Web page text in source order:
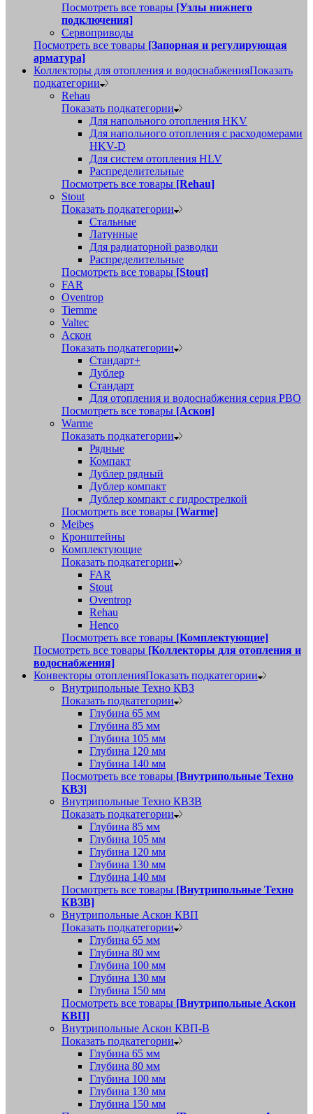
Посмотреть все товары [Узлы нижнего
подключения]
Сервоприводы
Посмотреть все товары [Запорная и регулирующая
арматура]
Коллекторы для отопления и водоснабженияПоказать
подкатегории
Rehau
Показать подкатегории
Для напольного отопления HKV
Для напольного отопления с расходомерами
HKV-D
Для систем отопления HLV
Распределительные
Посмотреть все товары [Rehau]
Stout
Показать подкатегории
Стальные
Латунные
Для радиаторной разводки
Распределительные
Посмотреть все товары [Stout]
FAR
Oventrop
Tiemme
Valtec
Аскон
Показать подкатегории
Стандарт+
Дублер
Стандарт
Для отопления и водоснабжения серия РВО
Посмотреть все товары [Аскон]
Warme
Показать подкатегории
Рядные
Компакт
Дублер рядный
Дублер компакт
Дублер компакт с гидрострелкой
Посмотреть все товары [Warme]
Meibes
Кронштейны
Комплектующие
Показать подкатегории
FAR
Stout
Oventrop
Rehau
Henco
Посмотреть все товары [Комплектующие]
Посмотреть все товары [Коллекторы для отопления и
водоснабжения]
Конвекторы отопленияПоказать подкатегории
Внутрипольные Техно КВЗ
Показать подкатегории
Глубина 65 мм
Глубина 85 мм
Глубина 105 мм
Глубина 120 мм
Глубина 140 мм
Посмотреть все товары [Внутрипольные Техно
КВЗ]
Внутрипольные Техно КВЗВ
Показать подкатегории
Глубина 85 мм
Глубина 105 мм
Глубина 120 мм
Глубина 130 мм
Глубина 140 мм
Посмотреть все товары [Внутрипольные Техно
КВЗВ]
Внутрипольные Аскон КВП
Показать подкатегории
Глубина 65 мм
Глубина 80 мм
Глубина 100 мм
Глубина 130 мм
Глубина 150 мм
Посмотреть все товары [Внутрипольные Аскон
КВП]
Внутрипольные Аскон КВП-В
Показать подкатегории
Глубина 65 мм
Глубина 80 мм
Глубина 100 мм
Глубина 130 мм
Глубина 150 мм